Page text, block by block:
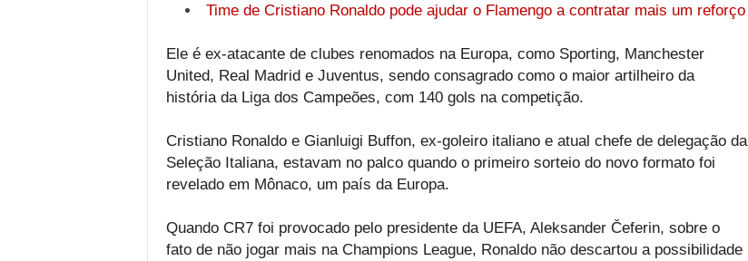
Time de Cristiano Ronaldo pode ajudar o Flamengo a contratar mais um reforço
Ele é ex-atacante de clubes renomados na Europa, como Sporting, Manchester
United, Real Madrid e Juventus, sendo consagrado como o maior artilheiro da
história da Liga dos Campeões, com 140 gols na competição.
Cristiano Ronaldo e Gianluigi Buffon, ex-goleiro italiano e atual chefe de delegação da
Seleção Italiana, estavam no palco quando o primeiro sorteio do novo formato foi
revelado em Mônaco, um país da Europa.
Quando CR7 foi provocado pelo presidente da UEFA, Aleksander Čeferin, sobre o
fato de não jogar mais na Champions League, Ronaldo não descartou a possibilidade